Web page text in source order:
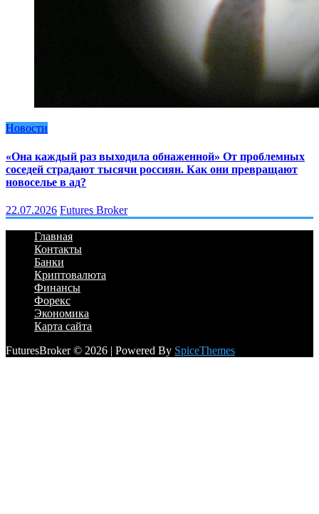
Новости
«Она каждый раз выходила обнаженной» От проблемных
соседей страдают тысячи россиян. Как они превращают
новоселье в ад?
22.07.2026 Futures Broker
Главная
Контакты
Банки
Криптовалюта
Финансы
Форекс
Экономика
Карта сайта
FuturesBroker © 2026 | Powered By SpiceThemes